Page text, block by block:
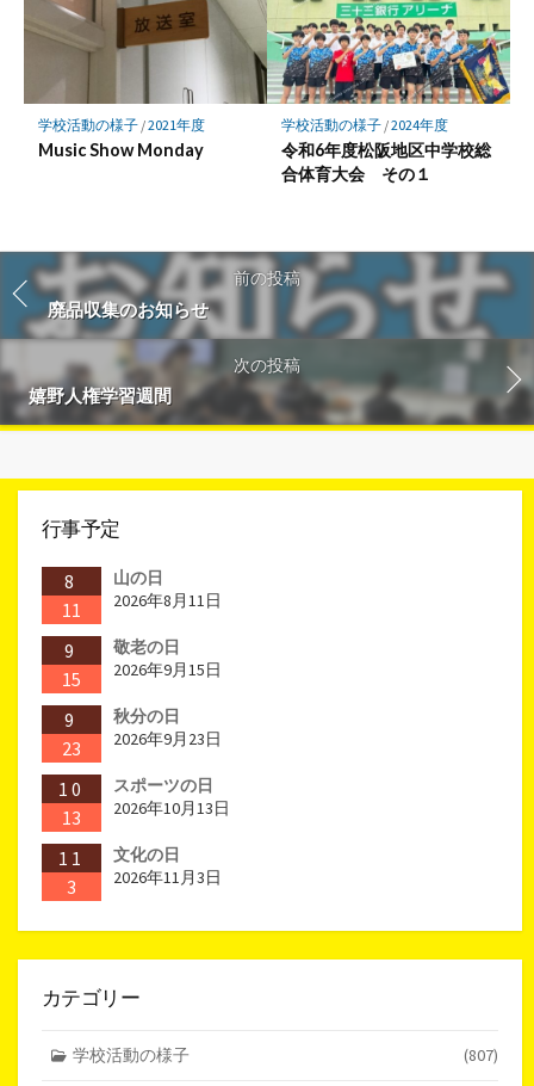
学校活動の様子/2021年度
Music Show Monday
学校活動の様子/2024年度
令和6年度松阪地区中学校総
合体育大会 その１
前の投稿
廃品収集のお知らせ
次の投稿
嬉野人権学習週間
行事予定
8
11
山の日
2026年8月11日
9
15
敬老の日
2026年9月15日
9
23
秋分の日
2026年9月23日
10
13
スポーツの日
2026年10月13日
11
3
文化の日
2026年11月3日
カテゴリー
学校活動の様子 (807)